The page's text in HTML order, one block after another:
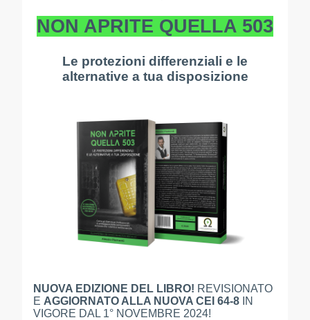
NON APRITE QUELLA 503
Le protezioni differenziali e le
alternative a tua disposizione
NUOVA EDIZIONE DEL LIBRO! REVISIONATO
E AGGIORNATO ALLA NUOVA CEI 64-8 IN
VIGORE DAL 1° NOVEMBRE 2024!